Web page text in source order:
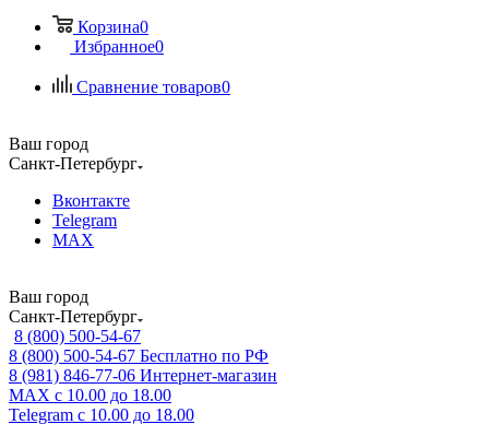
Корзина0
Избранное0
Сравнение товаров0
Ваш город
Санкт-Петербург
Вконтакте
Telegram
MAX
Ваш город
Санкт-Петербург
8 (800) 500-54-67
8 (800) 500-54-67 Бесплатно по РФ
8 (981) 846-77-06 Интернет-магазин
MAX с 10.00 до 18.00
Telegram с 10.00 до 18.00